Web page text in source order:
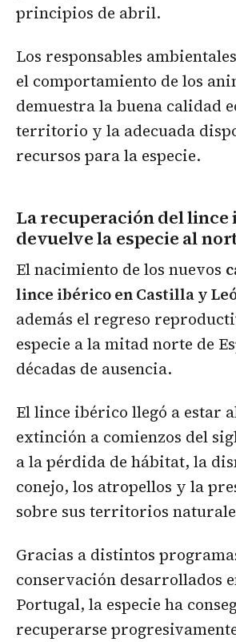
principios de abril.
Los responsables
el comportamiento de los
demuestra la buena calidad
territorio y la adecuada
recursos para la especie.
La recuperación del lince
devuelve la especie al
El nacimiento de los nuevos
lince ibérico en Castilla y
además el regreso
especie a la mitad norte de
décadas de ausencia.
El lince ibérico llegó a estar
extinción a comienzos del
a la pérdida de hábitat, la
conejo, los atropellos y la
sobre sus territorios
Gracias a distintos
conservación desarrollados
Portugal, la especie ha
recuperarse